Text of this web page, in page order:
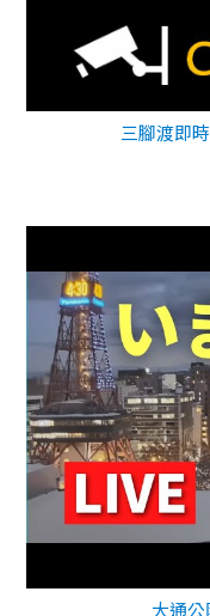
三腳渡即
大通